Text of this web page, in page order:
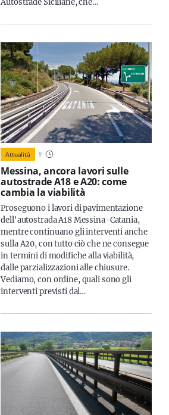
Autostrade Siciliane, che…
Attualità 1'
Messina, ancora lavori sulle
autostrade A18 e A20: come
cambia la viabilità
Proseguono i lavori di pavimentazione
dell'autostrada A18 Messina-Catania,
mentre continuano gli interventi anche
sulla A20, con tutto ciò che ne consegue
in termini di modifiche alla viabilità,
dalle parzializzazioni alle chiusure.
Vediamo, con ordine, quali sono gli
interventi previsti dal…